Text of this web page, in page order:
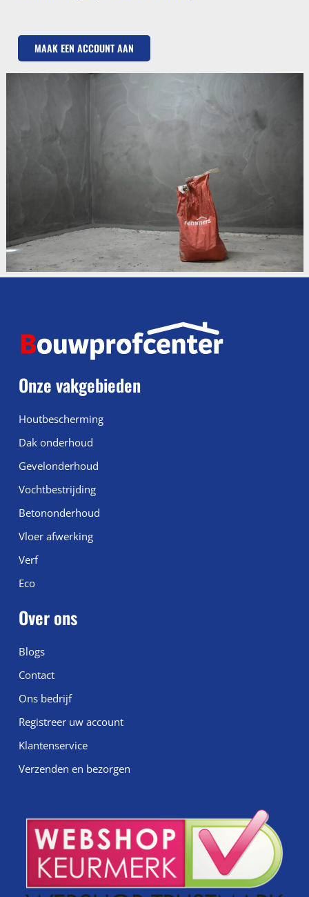
MAAK EEN ACCOUNT AAN
Onze vakgebieden
Houtbescherming
Dak onderhoud
Gevelonderhoud
Vochtbestrijding
Betononderhoud
Vloer afwerking
Verf
Eco
Over ons
Blogs
Contact
Ons bedrijf
Registreer uw account
Klantenservice
Verzenden en bezorgen